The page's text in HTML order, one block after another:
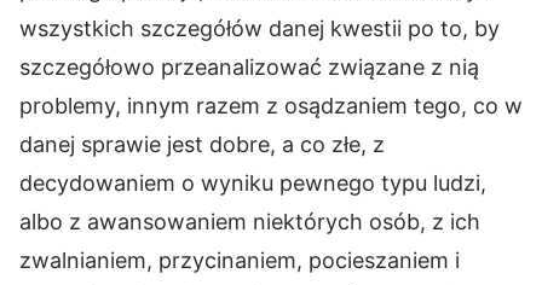
wszystkich szczegółów danej kwestii po to, by
szczegółowo przeanalizować związane z nią
problemy, innym razem z osądzaniem tego, co w
danej sprawie jest dobre, a co złe, z
decydowaniem o wyniku pewnego typu ludzi,
albo z awansowaniem niektórych osób, z ich
zwalnianiem, przycinaniem, pocieszaniem i